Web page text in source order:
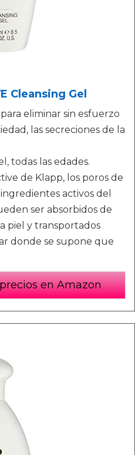
Cleansing Gel
eliminar sin esfuerzo
las secreciones de la
todas las edades.
de Klapp, los poros de
activos del
ser absorbidos de
piel y transportados
donde se supone que
en Amazon